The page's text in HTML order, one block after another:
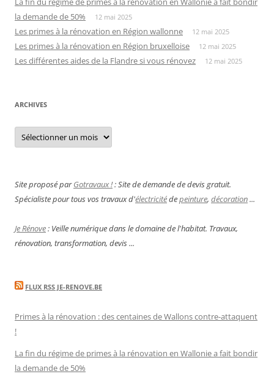
la demande de 50%
12 mai 2025
Les primes à la rénovation en Région wallonne 12 mai 2025
Les primes à la rénovation en Région bruxelloise 12 mai 2025
Les différentes aides de la Flandre si vous rénovez 12 mai 2025
ARCHIVES
Archives
Site proposé parGotravaux !: Site de demande de devis gratuit.
Spécialiste pour tous vos travaux d'électricitédepeinture, décoration...
Je Rénove: Veille numérique dans le domaine de l'habitat. Travaux,
rénovation, transformation, devis ...
FLUX RSS JE-RENOVE.BE
Primes à la rénovation : des centaines de Wallons contre-attaquent
!
La fin du régime de primes à la rénovation en Wallonie a fait bondir
la demande de 50%